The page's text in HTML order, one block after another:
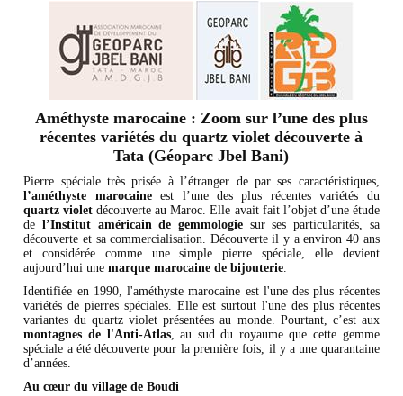
Améthyste marocaine : Zoom sur l’une des plus
récentes variétés du quartz violet découverte à
Tata (Géoparc Jbel Bani)
Pierre spéciale très prisée à l’étranger de par ses caractéristiques,
l’améthyste marocaineest l’une des plus récentes variétés du
quartz violet découverte au Maroc. Elle avait fait l’objet d’une étude
del’Institut américain de gemmologie sur ses particularités, sa
découverte et sa commercialisation. Découverte il y a environ 40 ans
et considérée comme une simple pierre spéciale, elle devient
aujourd’hui unemarque marocaine de bijouterie.
Identifiée en 1990, l'améthyste marocaine est l'une des plus récentes
variétés de pierres spéciales. Elle est surtout l'une des plus récentes
variantes du quartz violet présentées au monde. Pourtant, c’est aux
montagnes de l'Anti-Atlas, au sud du royaume que cette gemme
spéciale a été découverte pour la première fois, il y a une quarantaine
d’années.
Au cœur du village de Boudi